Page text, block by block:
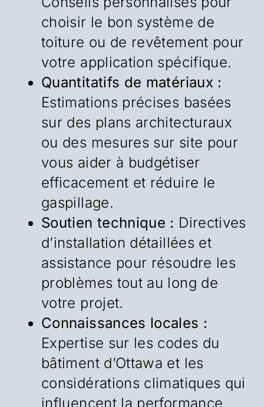
choisir le bon système de
toiture ou de revêtement pour
votre application spécifique.
Quantitatifs de matériaux :
Estimations précises basées
sur des plans architecturaux
ou des mesures sur site pour
vous aider à budgétiser
efficacement et réduire le
gaspillage.
Soutien technique : Directives
d’installation détaillées et
assistance pour résoudre les
problèmes tout au long de
votre projet.
Connaissances locales :
Expertise sur les codes du
bâtiment d’Ottawa et les
considérations climatiques qui
influencent la performance